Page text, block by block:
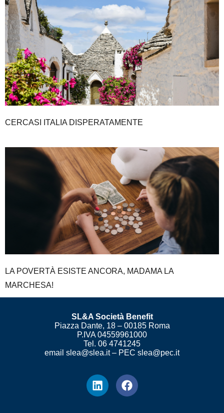
CERCASI ITALIA DISPERATAMENTE
LA POVERTÀ ESISTE ANCORA, MADAMA LA
MARCHESA!
SL&A Società Benefit
Piazza Dante, 18 – 00185 Roma
P.IVA 04559961000
Tel. 06 4741245
email slea@slea.it – PEC slea@pec.it